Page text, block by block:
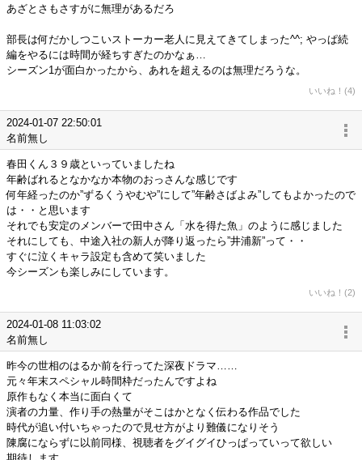
あざとさもさすがに無理があるだろ
部長は何だかしつこいストーカー老人に見えてきてしまった^^; やっぱ続
編をやるには時間が経ちすぎたのかなぁ…
シーズン1が面白かったから、あれを超えるのは無理だろうな。
いいね！(4)
2024-01-07 22:50:01
名前無し
春田くん３９歳といっていましたね
年齢ばれるとなかなか本物のおっさんな感じです
何年経ったのか”ずるくうやむや”にして”年齢さばよみ”してもよかったので
は・・と思います
それでも安定のメンバーで田中さん「水を得た魚」のように感じました
それにしても、中途入社の新人が降り返ったら”井浦新”って・・
すぐに泣くキャラ設定も含めて笑いました
今シーズンも楽しみにしています。
いいね！(2)
2024-01-08 11:03:02
名前無し
昨今の世相のはるか前を行ってた深夜ドラマ……
元々年末スペシャル時間枠だったんですよね
原作もなく本当に面白くて
演者の力量、作り手の熱量がそこはかとなく伝わる作品でした
時代が追い付いちゃったので見せ方がより難儀になりそう
陳腐にならずに以前同様、視聴者をグイグイひっぱっていって欲しい